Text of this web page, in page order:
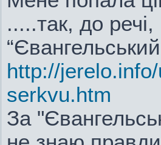
.....так, до
http://
serkvu.htm
За